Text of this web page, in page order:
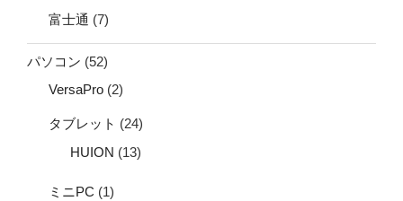
富士通 (7)
パソコン (52)
VersaPro (2)
タブレット (24)
HUION (13)
ミニPC (1)